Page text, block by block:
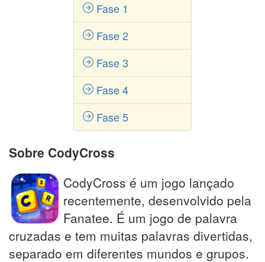
Fase 1
Fase 2
Fase 3
Fase 4
Fase 5
Sobre CodyCross
CodyCross é um jogo lançado
recentemente, desenvolvido pela
Fanatee. É um jogo de palavra
cruzadas e tem muitas palavras divertidas,
separado em diferentes mundos e grupos.